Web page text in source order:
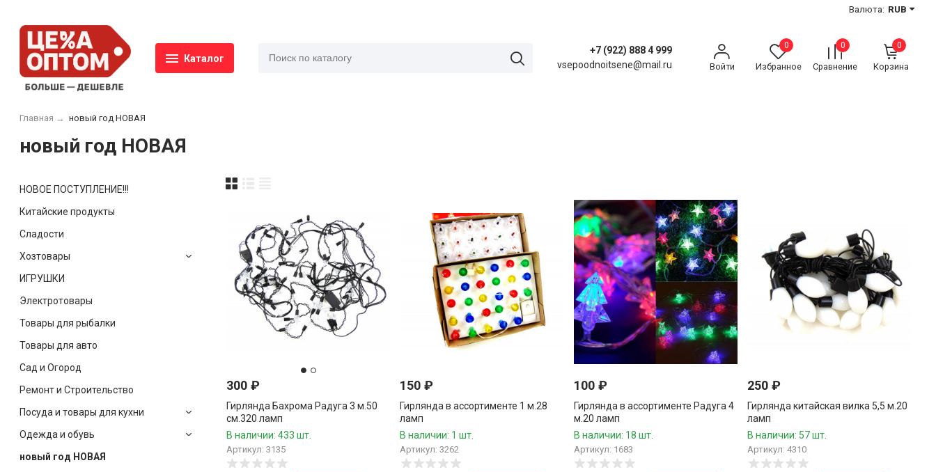
Валюта: RUB
Каталог
+7 (922) 888 4 999
vsepoodnoitsene@mail.ru
Войти
0
Избранное
0
Сравнение
0
Корзина
Главная → новый год НОВАЯ
новый год НОВАЯ
НОВОЕ ПОСТУПЛЕНИЕ!!!
Китайские продукты
Сладости
Хозтовары
ИГРУШКИ
Электротовары
Товары для рыбалки
Товары для авто
Сад и Огород
Ремонт и Строительство
Посуда и товары для кухни
Одежда и обувь
новый год НОВАЯ
300 ₽
Гирлянда Бахрома Радуга 3 м.50
см.320 ламп
В наличии: 433 шт.
Артикул: 3135
150₽
Гирлянда в ассортименте 1 м.28
ламп
В наличии: 1 шт.
Артикул: 3262
100 ₽
Гирлянда в ассортименте Радуга 4
м.20 ламп
В наличии: 18 шт.
Артикул: 1683
250₽
Гирлянда китайская вилка 5,5 м.20
ламп
В наличии: 57 шт.
Артикул: 4310